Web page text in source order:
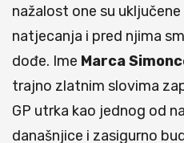
nažalost one su
natjecanja i pred njima
dođe. Ime Marca
trajno zlatnim slovima
GP utrka kao jednog od
današnjice i zasigurno